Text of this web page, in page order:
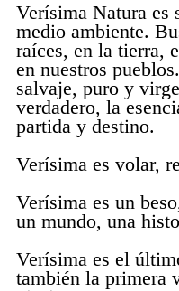
Verísima Natura es
medio ambiente.
raíces, en la tierra,
en nuestros
salvaje, puro y
verdadero, la
partida y destino.
Verísima es volar,
Verísima es un
un mundo, una
Verísima es el
también la primera